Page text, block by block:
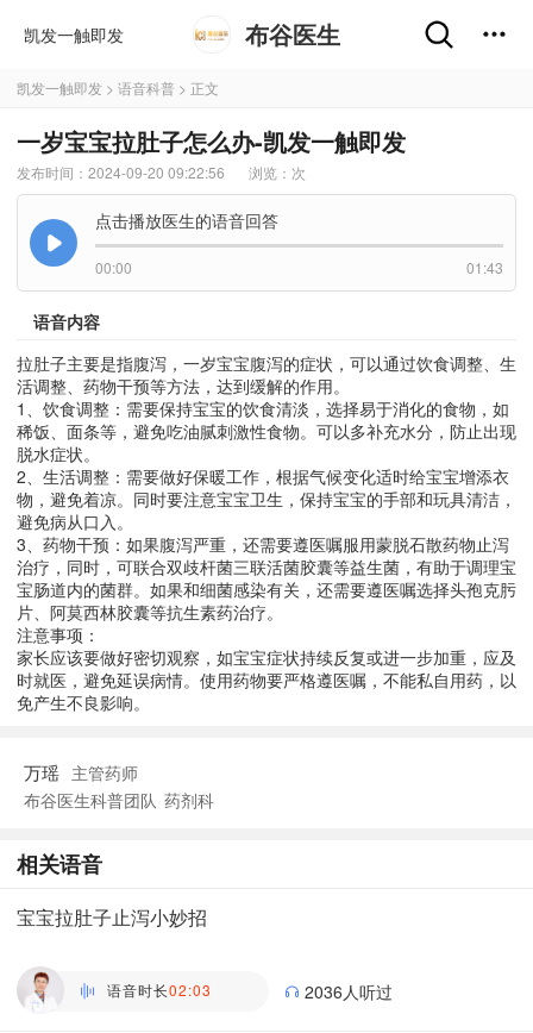
凯发一触即发 布谷医生
凯发一触即发 > 语音科普 > 正文
一岁宝宝拉肚子怎么办-凯发一触即发
发布时间：2024-09-20 09:22:56 浏览： 次
点击播放医生的语音回答
00:00 01:43
语音内容
拉肚子主要是指腹泻，一岁宝宝腹泻的症状，可以通过饮食调整、生
活调整、药物干预等方法，达到缓解的作用。
1、饮食调整：需要保持宝宝的饮食清淡，选择易于消化的食物，如
稀饭、面条等，避免吃油腻刺激性食物。可以多补充水分，防止出现
脱水症状。
2、生活调整：需要做好保暖工作，根据气候变化适时给宝宝增添衣
物，避免着凉。同时要注意宝宝卫生，保持宝宝的手部和玩具清洁，
避免病从口入。
3、药物干预：如果腹泻严重，还需要遵医嘱服用蒙脱石散药物止泻
治疗，同时，可联合双歧杆菌三联活菌胶囊等益生菌，有助于调理宝
宝肠道内的菌群。如果和细菌感染有关，还需要遵医嘱选择头孢克肟
片、阿莫西林胶囊等抗生素药治疗。
注意事项：
家长应该要做好密切观察，如宝宝症状持续反复或进一步加重，应及
时就医，避免延误病情。使用药物要严格遵医嘱，不能私自用药，以
免产生不良影响。
万瑶 主管药师
布谷医生科普团队 药剂科
相关语音
宝宝拉肚子止泻小妙招
主任医师 | 儿科 首都医科大学附属北京天坛医院
语音时长02:03 2036人听过